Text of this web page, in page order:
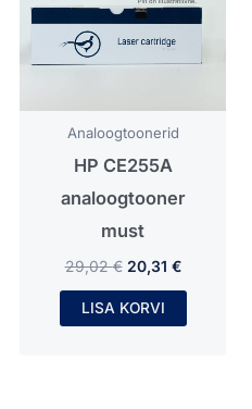
Analoogtoonerid
HP CE255A
analoogtooner
must
29,02€ 20,31 €
LISA KORVI